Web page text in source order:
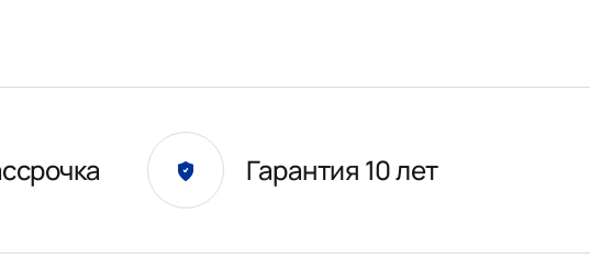
Гарантия 10 лет